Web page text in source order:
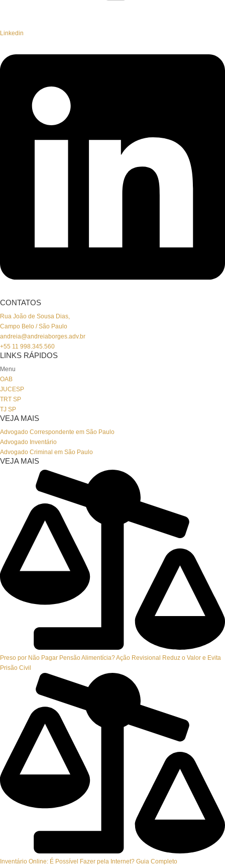
Linkedin
CONTATOS
Rua João de Sousa Dias,
Campo Belo / São Paulo
andreia@andreiaborges.adv.br
+55 11 998.345.560
LINKS RÁPIDOS
Menu
OAB
JUCESP
TRT SP
TJ SP
VEJA MAIS
Advogado Correspondente em São Paulo
Advogado Inventário
Advogado Criminal em São Paulo
VEJA MAIS
Preso por Não Pagar Pensão Alimentícia? Ação Revisional Reduz o Valor e Evita
Prisão Civil
Inventário Online: É Possível Fazer pela Internet? Guia Completo